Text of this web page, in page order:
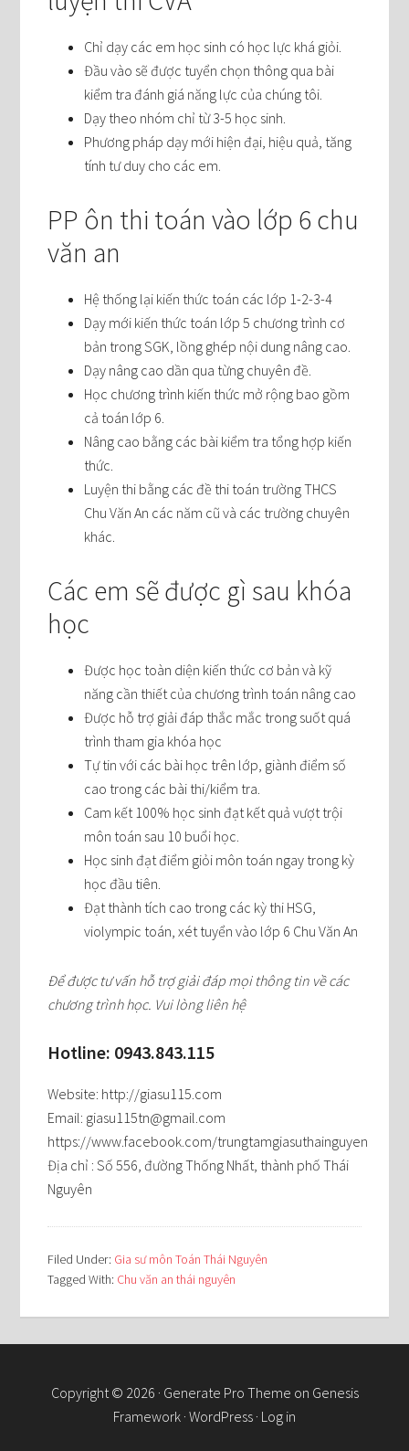
Chỉ dạy các em học sinh có học lực khá giỏi.
Đầu vào sẽ được tuyển chọn thông qua bài
kiểm tra đánh giá năng lực của chúng tôi.
Dạy theo nhóm chỉ từ 3-5 học sinh.
Phương pháp dạy mới hiện đại, hiệu quả, tăng
tính tư duy cho các em.
PP ôn thi toán vào lớp 6 chu
văn an
Hệ thống lại kiến thức toán các lớp 1-2-3-4
Dạy mới kiến thức toán lớp 5 chương trình cơ
bản trong SGK, lồng ghép nội dung nâng cao.
Dạy nâng cao dần qua từng chuyên đề.
Học chương trình kiến thức mở rộng bao gồm
cả toán lớp 6.
Nâng cao bằng các bài kiểm tra tổng hợp kiến
thức.
Luyện thi bằng các đề thi toán trường THCS
Chu Văn An các năm cũ và các trường chuyên
khác.
Các em sẽ được gì sau khóa
học
Được học toàn diện kiến thức cơ bản và kỹ
năng cần thiết của chương trình toán nâng cao
Được hỗ trợ giải đáp thắc mắc trong suốt quá
trình tham gia khóa học
Tự tin với các bài học trên lớp, giành điểm số
cao trong các bài thi/kiểm tra.
Cam kết 100% học sinh đạt kết quả vượt trội
môn toán sau 10 buổi học.
Học sinh đạt điểm giỏi môn toán ngay trong kỳ
học đầu tiên.
Đạt thành tích cao trong các kỳ thi HSG,
violympic toán, xét tuyển vào lớp 6 Chu Văn An
Để được tư vấn hỗ trợ giải đáp mọi thông tin về các
chương trình học. Vui lòng liên hệ
Hotline: 0943.843.115
Website: http://giasu115.com
Email: giasu115tn@gmail.com
https://www.facebook.com/trungtamgiasuthainguyen
Địa chỉ : Số 556, đường Thống Nhất, thành phố Thái
Nguyên
Filed Under: Gia sư môn Toán Thái Nguyên
Tagged With: Chu văn an thái nguyên
Copyright © 2026 · Generate Pro Theme on Genesis
Framework · WordPress · Log in